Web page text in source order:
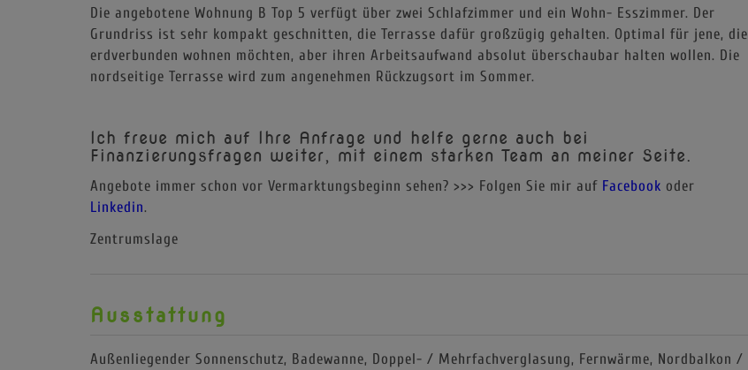
Die angebotene Wohnung B Top 5 verfügt über zwei Schlafzimmer und ein Wohn- Esszimmer. Der
Grundriss ist sehr kompakt geschnitten, die Terrasse dafür großzügig gehalten. Optimal für jene, die
erdverbunden wohnen möchten, aber ihren Arbeitsaufwand absolut überschaubar halten wollen. Die
nordseitige Terrasse wird zum angenehmen Rückzugsort im Sommer.
Ich freue mich auf Ihre Anfrage und helfe gerne auch bei
Finanzierungsfragen weiter, mit einem starken Team an meiner Seite.
Angebote immer schon vor Vermarktungsbeginn sehen? >>> Folgen Sie mir auf Facebook oder
Linkedin.
Zentrumslage
Ausstattung
Außenliegender Sonnenschutz Badewanne Doppel- / Mehrfachverglasung Fernwärme Nordbalkon /